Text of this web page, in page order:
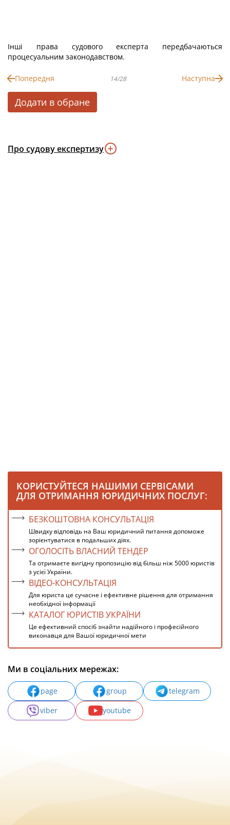
Інші права судового експерта передбачаються
процесуальним законодавством.
Попередня 14/28 Наступна
Додати в обране
Про судову експертизу
КОРИСТУЙТЕСЯ НАШИМИ СЕРВІСАМИ
ДЛЯ ОТРИМАННЯ ЮРИДИЧНИХ ПОСЛУГ:
БЕЗКОШТОВНА КОНСУЛЬТАЦІЯ
Швидку відповідь на Ваш юридичний питання допоможе
зорієнтуватися в подальших діях.
ОГОЛОСІТЬ ВЛАСНИЙ ТЕНДЕР
Та отримаєте вигідну пропозицію від більш ніж 5000 юристів
з усієї України.
ВІДЕО-КОНСУЛЬТАЦІЯ
Для юриста це сучасне і ефективне рішення для отримання
необхідної інформації
КАТАЛОГ ЮРИСТІВ УКРАЇНИ
Це ефективний спосіб знайти надійного і професійного
виконавця для Вашої юридичної мети
Ми в соціальних мережах:
page group
telegram
viber
youtube